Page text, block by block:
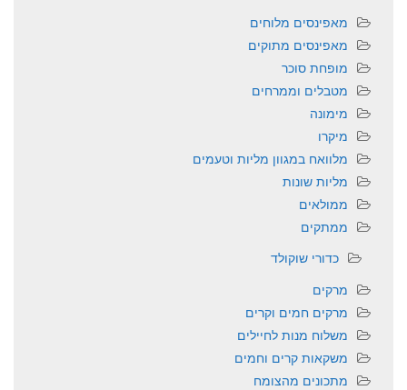
מאפינסים מלוחים
מאפינסים מתוקים
מופחת סוכר
מטבלים וממרחים
מימונה
מיקרו
מלוואח במגוון מליות וטעמים
מליות שונות
ממולאים
ממתקים
כדורי שוקולד
מרקים
מרקים חמים וקרים
משלוח מנות לחיילים
משקאות קרים וחמים
מתכונים מהצומח